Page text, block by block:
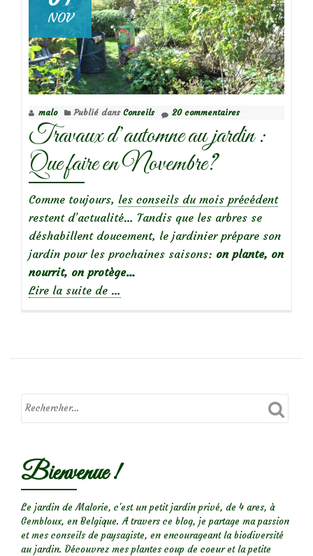
NOV
malo Publié dans Conseils 20 commentaires
Travaux d’automne au jardin :
Que faire en Novembre?
Comme toujours, les conseils du mois précédent
restent d’actualité… Tandis que les arbres se
déshabillent doucement, le jardinier prépare son
jardin pour les prochaines saisons: on plante, on
nourrit, on protège…
Lire la suite de
au
:
Novembre?
…
Bienvenue !
Le jardin de Malorie, c'est un petit jardin privé, de 4 ares, à
Gembloux, en Belgique. A travers ce blog, je partage ma passion
et mes conseils de paysagiste, en encourageant la biodiversité
au jardin. Découvrez mes plantes coup de coeur et la petite